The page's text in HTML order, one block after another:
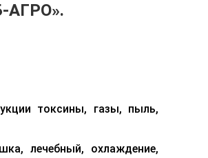
АГРО».
токсины, газы, пыль,
лечебный, охлаждение,